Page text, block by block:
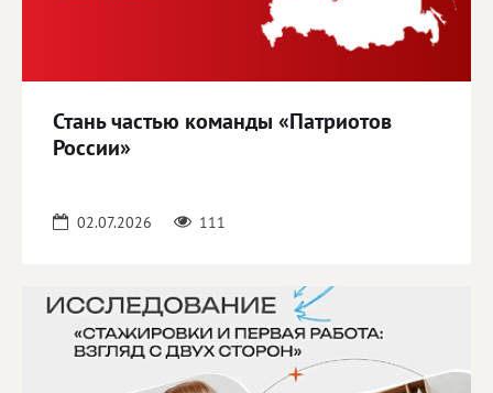
Стань частью команды «Патриотов
России»
02.07.2026 111